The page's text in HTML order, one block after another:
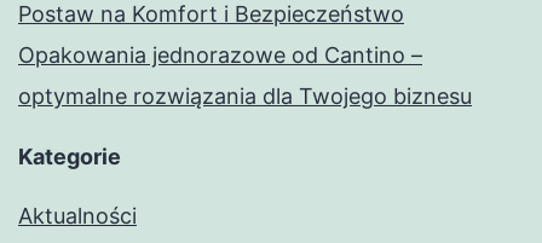
Postaw na Komfort i Bezpieczeństwo
Opakowania jednorazowe od Cantino –
optymalne rozwiązania dla Twojego biznesu
Kategorie
Aktualności